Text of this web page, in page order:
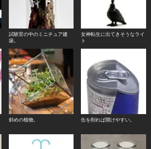
試験官の中のミニチュア建
築。
女神転生に出てきそうなライ
ト
斜めの植物。 缶を削れば開けやすい。